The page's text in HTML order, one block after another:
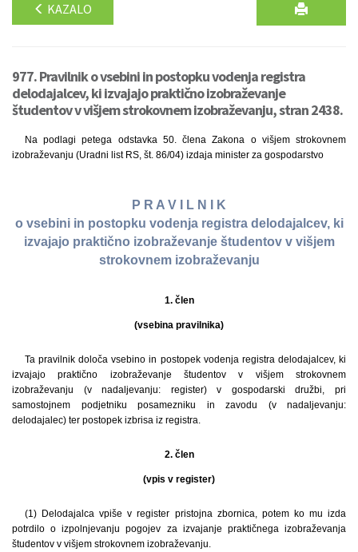
KAZALO
977. Pravilnik o vsebini in postopku vodenja registra
delodajalcev, ki izvajajo praktično izobraževanje
študentov v višjem strokovnem izobraževanju, stran 2438.
Na podlagi petega odstavka 50. člena Zakona o višjem strokovnem
izobraževanju (Uradni list RS, št. 86/04) izdaja minister za gospodarstvo
P R A V I L N I K
o vsebini in postopku vodenja registra delodajalcev, ki
izvajajo praktično izobraževanje študentov v višjem
strokovnem izobraževanju
1. člen
(vsebina pravilnika)
Ta pravilnik določa vsebino in postopek vodenja registra delodajalcev, ki
izvajajo praktično izobraževanje študentov v višjem strokovnem
izobraževanju (v nadaljevanju: register) v gospodarski družbi, pri
samostojnem podjetniku posamezniku in zavodu (v nadaljevanju:
delodajalec) ter postopek izbrisa iz registra.
2. člen
(vpis v register)
(1) Delodajalca vpiše v register pristojna zbornica, potem ko mu izda
potrdilo o izpolnjevanju pogojev za izvajanje praktičnega izobraževanja
študentov v višjem strokovnem izobraževanju.